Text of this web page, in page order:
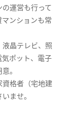
運営も行って
ンションも常
晶テレビ、照
ポット、電子
。
格者（宅地建
ませ。